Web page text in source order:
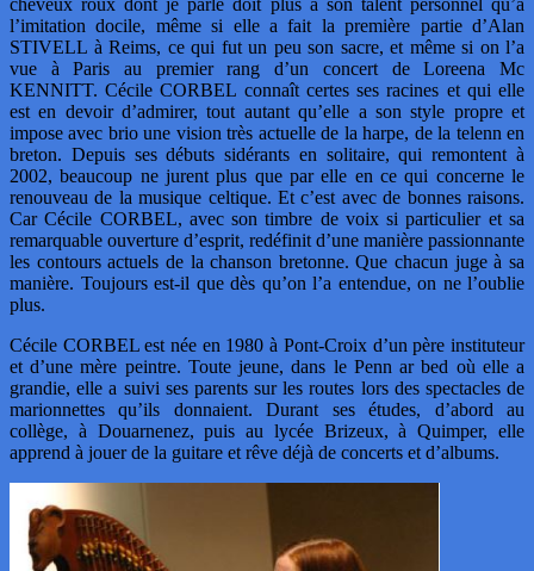
cheveux roux dont je parle doit plus à son talent personnel qu’à
l’imitation docile, même si elle a fait la première partie d’Alan
STIVELL à Reims, ce qui fut un peu son sacre, et même si on l’a
vue à Paris au premier rang d’un concert de Loreena Mc
KENNITT. Cécile CORBEL connaît certes ses racines et qui elle
est en devoir d’admirer, tout autant qu’elle a son style propre et
impose avec brio une vision très actuelle de la harpe, de la telenn en
breton. Depuis ses débuts sidérants en solitaire, qui remontent à
2002, beaucoup ne jurent plus que par elle en ce qui concerne le
renouveau de la musique celtique. Et c’est avec de bonnes raisons.
Car Cécile CORBEL, avec son timbre de voix si particulier et sa
remarquable ouverture d’esprit, redéfinit d’une manière passionnante
les contours actuels de la chanson bretonne. Que chacun juge à sa
manière. Toujours est-il que dès qu’on l’a entendue, on ne l’oublie
plus.
Cécile CORBEL est née en 1980 à Pont-Croix d’un père instituteur
et d’une mère peintre. Toute jeune, dans le Penn ar bed où elle a
grandie, elle a suivi ses parents sur les routes lors des spectacles de
marionnettes qu’ils donnaient. Durant ses études, d’abord au
collège, à Douarnenez, puis au lycée Brizeux, à Quimper, elle
apprend à jouer de la guitare et rêve déjà de concerts et d’albums.